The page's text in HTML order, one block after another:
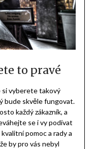
to pravé
si vyberete takový
bude skvěle fungovat.
každý zákazník, a
se i vy podívat
pomoc a rady a
by pro vás nebyl